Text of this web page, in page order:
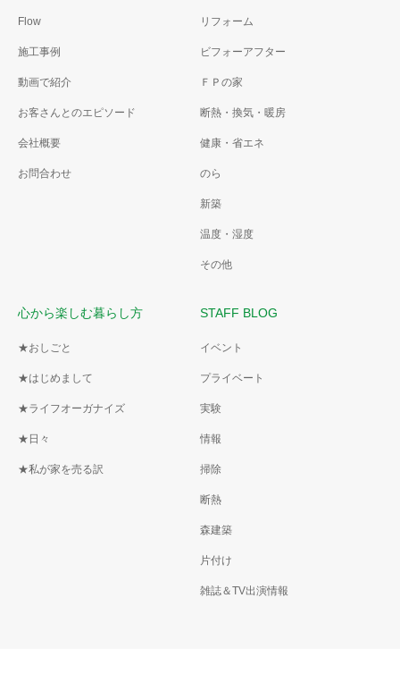
Flow
施工事例
動画で紹介
お客さんとのエピソード
会社概要
お問合わせ
リフォーム
ビフォーアフター
ＦＰの家
断熱・換気・暖房
健康・省エネ
のら
新築
温度・湿度
その他
心から楽しむ暮らし方
★おしごと
★はじめまして
★ライフオーガナイズ
★日々
★私が家を売る訳
STAFF BLOG
イベント
プライベート
実験
情報
掃除
断熱
森建築
片付け
雑誌＆TV出演情報